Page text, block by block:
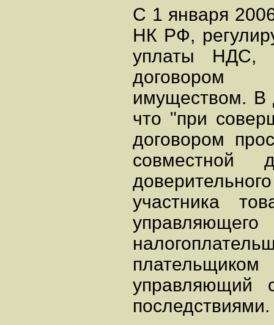
С 1 января
НК РФ,
уплаты НДС,
договором
имуществом. В
что "при
договором
совместной
участника
управляющий
последствиями.